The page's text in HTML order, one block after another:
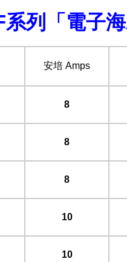
系列「電子
安培 Amps
8
8
8
10
10